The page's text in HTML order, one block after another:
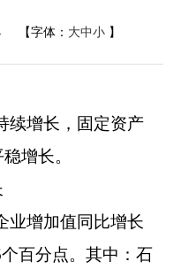
【字体： 大中小 】
续增长，固定资产
增长。
业增加值同比增长
个百分点。其中：石